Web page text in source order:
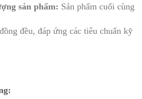
sản phẩm: Sản phẩm cuối cùng
đều, đáp ứng các tiêu chuẩn kỹ